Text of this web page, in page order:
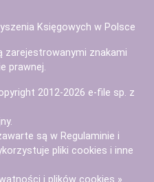
Księgowych w Polsce
zarejestrowanymi znakami
prawnej.
2012-2026 e-file sp. z
są w Regulaminie i
pliki cookies i inne